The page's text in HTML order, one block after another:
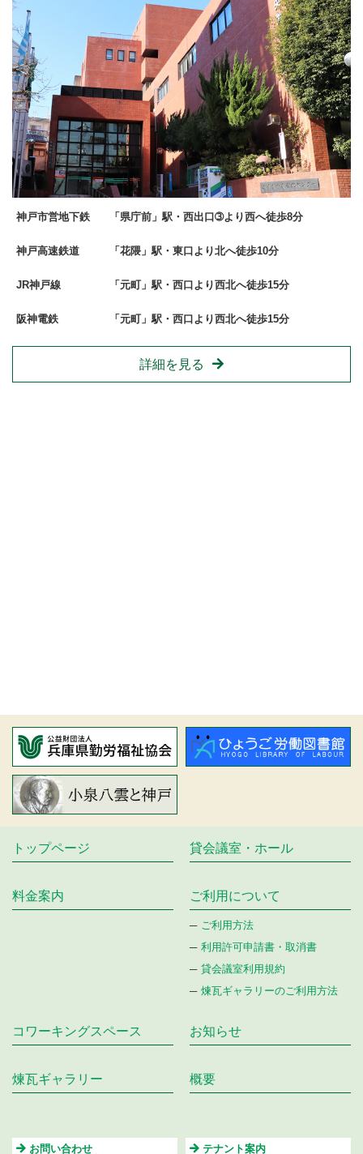
神戸市営地下鉄 「県庁前」駅・西出口➂より西へ徒歩8分
神戸高速鉄道 「花隈」駅・東口より北へ徒歩10分
JR神戸線 「元町」駅・西口より西北へ徒歩15分
阪神電鉄 「元町」駅・西口より西北へ徒歩15分
詳細を見る
トップページ 貸会議室・ホール
料金案内 ご利⽤について
ご利用方法
利用許可申請書・取消書
貸会議室利用規約
煉瓦ギャラリーのご利用方法
コワーキングスペース お知らせ
煉瓦ギャラリー 概要
お問い合わせ テナント案内